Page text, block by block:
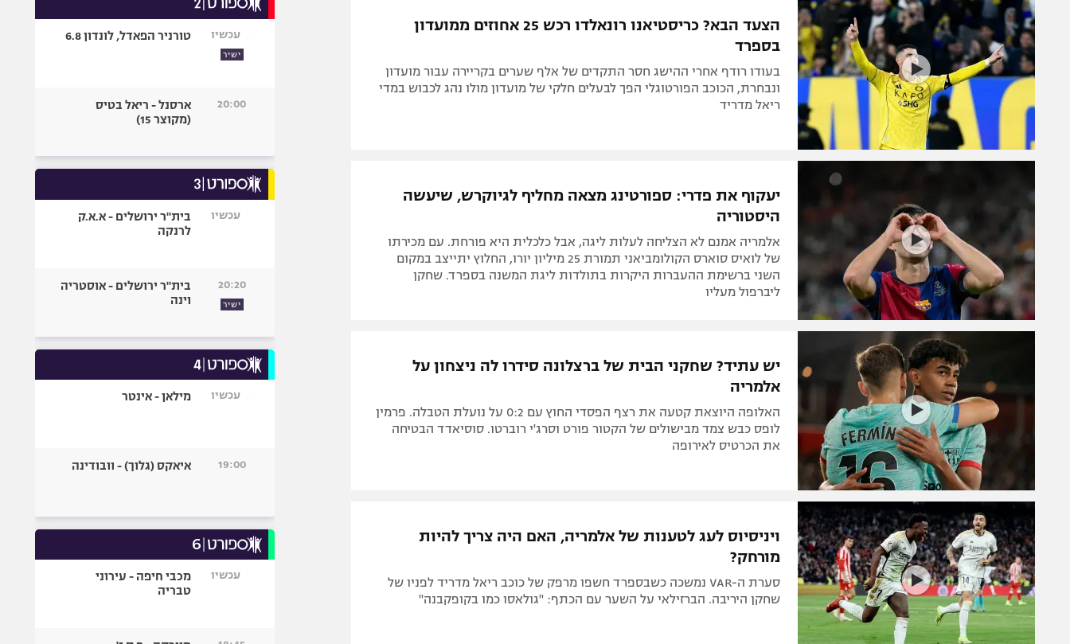
תקנון משתתפים וזוכים בפרסים
תקנון עבור פעילות אלקטרה
תקנון עבור פעילות ספורט 1 – "מרלן"
טניס
גיימינג E-Sports
מדיניות פרטיות
תקנון פעילות ספורט 1
רשיון להקרנה פומבית לבית עסק
הצטרפות לחבילת הערוצים
לוח דרושים – ג'ובנט
תגיות
המגזין
מכבי נתניה
בני יהודה
ליגות נוספות
ספורט מוטורי
בייסבול MLB
גיימינג E-Sports
הצעד הבא? כריסטיאנו רונאלדו רכש 25 אחוזים ממועדון
בספרד
בעודו רודף אחרי ההישג חסר התקדים של אלף שערים בקריירה עבור מועדון
ונבחרת, הכוכב הפורטוגלי הפך לבעלים חלקי של מועדון מולו נהג לכבוש במדי
ריאל מדריד
יעקוף את פדרי: ספורטינג מצאה מחליף לגיוקרש, שיעשה
היסטוריה
אלמריה אמנם לא הצליחה לעלות ליגה, אבל כלכלית היא פורחת. עם מכירתו
של לואיס סוארס הקולומביאני תמורת 25 מיליון יורו, החלוץ יתייצב במקום
השני ברשימת ההעברות היקרות בתולדות ליגת המשנה בספרד. שחקן
ליברפול מעליו
יש עתיד? שחקני הבית של ברצלונה סידרו לה ניצחון על
אלמריה
האלופה היוצאת קטעה את רצף הפסדי החוץ עם 0:2 על נועלת הטבלה. פרמין
לופס כבש צמד מבישולים של הקטור פורט וסרג'י רוברטו. סוסיאדד הבטיחה
את הכרטיס לאירופה
ויניסיוס לעג לטענות של אלמריה, האם היה צריך להיות
מורחק?
סערת ה-VAR נמשכה כשבספרד חשפו מרפק של כוכב ריאל מדריד לפניו של
שחקן היריבה. הברזילאי על השער עם הכתף: "גולאסו כמו בקופקבנה"
עכשיו
ישיר
טורניר הפאדל, לונדון 6.8
20:00
ארסנל - ריאל בטיס
(מקוצר 15)
עכשיו
בית"ר ירושלים - א.א.ק
לרנקה
20:20
ישיר
בית"ר ירושלים - אוסטריה
וינה
עכשיו מילאן - אינטר
19:00 איאקס (גלוך) - וובודינה
עכשיו
מכבי חיפה - עירוני
טבריה